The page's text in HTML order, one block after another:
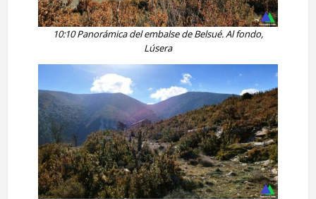
10:10 Panorámica del embalse de Belsué. Al fondo,
Lúsera